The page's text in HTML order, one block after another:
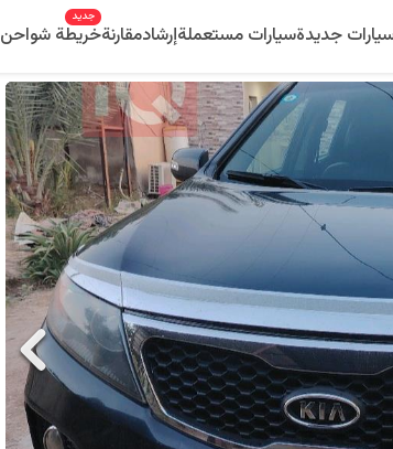
جديدةسيارات مستعملةإرشادمقارنةخريطة شواحن
جديد